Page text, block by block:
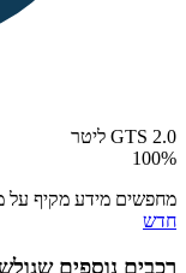
GTS 2.0 ליטר
100%
מחפשים מידע מקיף על
חדש
רכבים נוספים